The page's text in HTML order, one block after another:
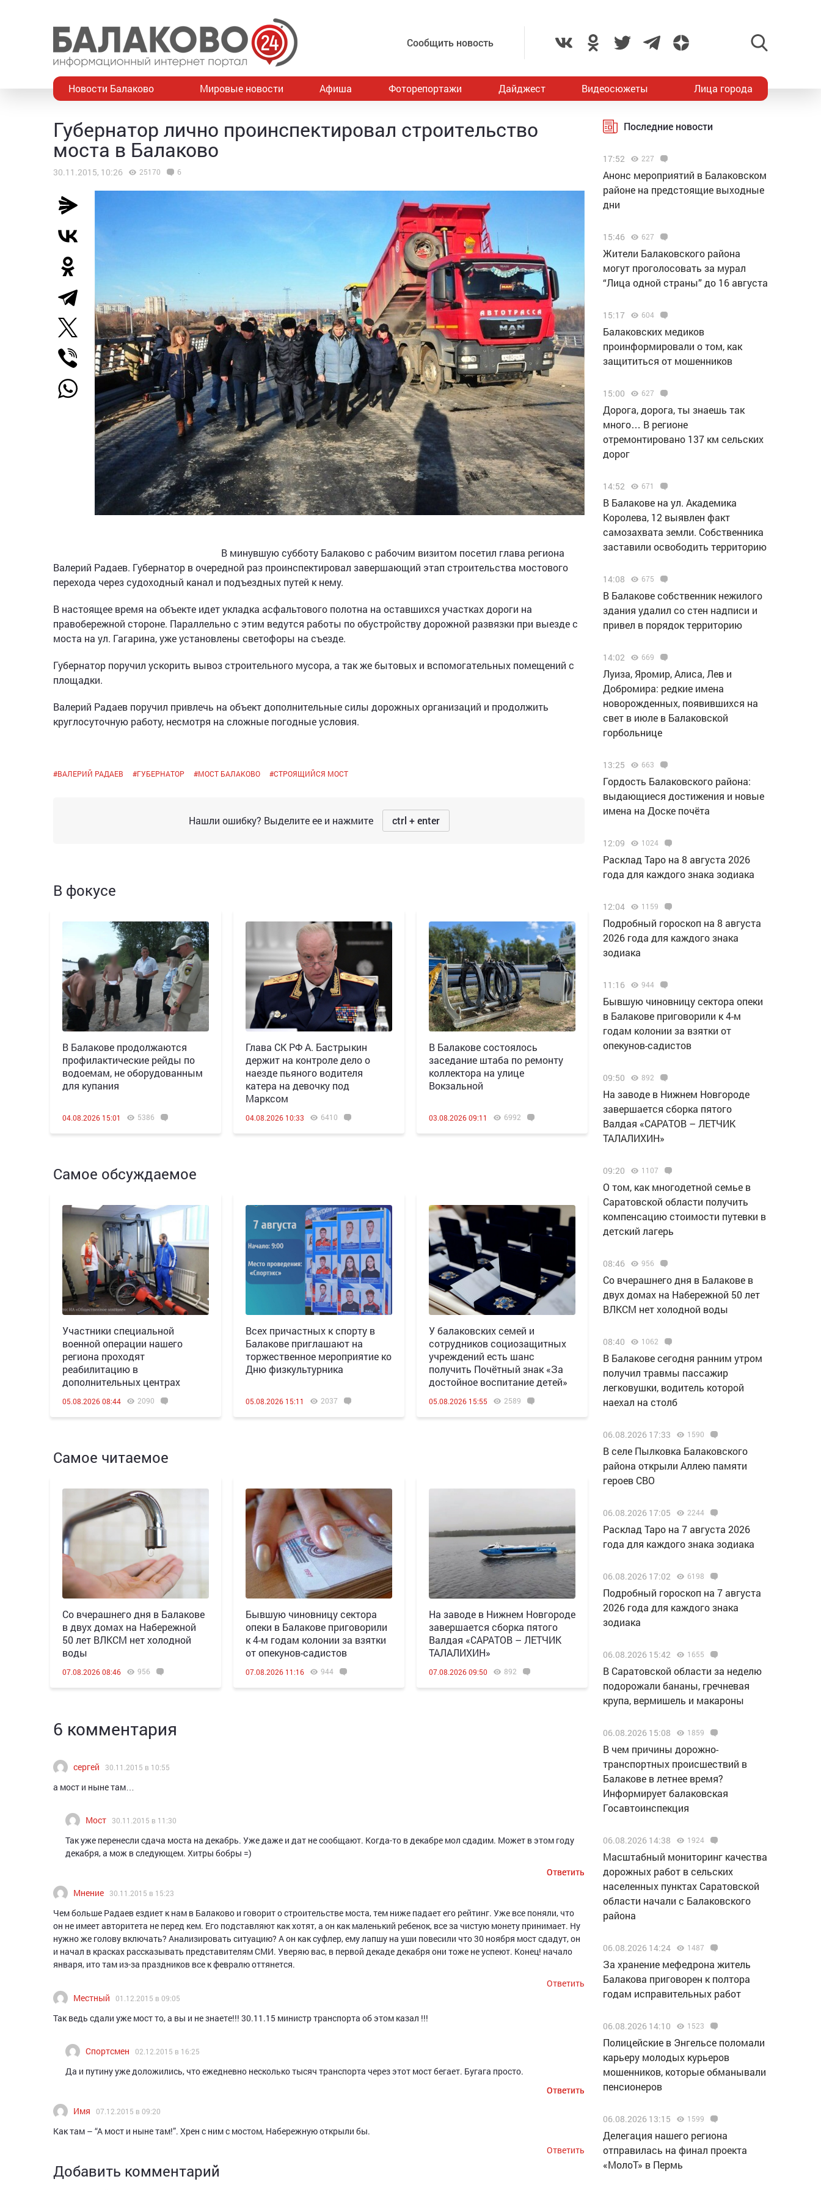
Сообщить новость
Новости Балаково Мировые новости Афиша Фоторепортажи Дайджест Видеосюжеты Лица города
Губернатор лично проинспектировал строительство
моста в Балаково
30.11.2015, 10:26 25170 6
В минувшую субботу Балаково с рабочим визитом посетил глава региона
Валерий Радаев. Губернатор в очередной раз проинспектировал завершающий этап строительства мостового
перехода через судоходный канал и подъездных путей к нему.
В настоящее время на объекте идет укладка асфальтового полотна на оставшихся участках дороги на
правобережной стороне. Параллельно с этим ведутся работы по обустройству дорожной развязки при выезде с
моста на ул. Гагарина, уже установлены светофоры на съезде.
Губернатор поручил ускорить вывоз строительного мусора, а так же бытовых и вспомогательных помещений с
площадки.
Валерий Радаев поручил привлечь на объект дополнительные силы дорожных организаций и продолжить
круглосуточную работу, несмотря на сложные погодные условия.
#ВАЛЕРИЙ РАДАЕВ #ГУБЕРНАТОР #МОСТ БАЛАКОВО #СТРОЯЩИЙСЯ МОСТ
Нашли ошибку? Выделите ее и нажмите ctrl + enter
В фокусе
В Балакове продолжаются
профилактические рейды по
водоемам, не оборудованным
для купания
04.08.2026 15:01 5386
Глава СК РФ А. Бастрыкин
держит на контроле дело о
наезде пьяного водителя
катера на девочку под
Марксом
04.08.2026 10:33 6410
В Балакове состоялось
заседание штаба по ремонту
коллектора на улице
Вокзальной
03.08.2026 09:11 6992
Самое обсуждаемое
Участники специальной
военной операции нашего
региона проходят
реабилитацию в
дополнительных центрах
05.08.2026 08:44 2090
Всех причастных к спорту в
Балакове приглашают на
торжественное мероприятие ко
Дню физкультурника
05.08.2026 15:11 2037
У балаковских семей и
сотрудников социозащитных
учреждений есть шанс
получить Почётный знак «За
достойное воспитание детей»
05.08.2026 15:55 2589
Самое читаемое
Со вчерашнего дня в Балакове
в двух домах на Набережной
50 лет ВЛКСМ нет холодной
воды
07.08.2026 08:46 956
Бывшую чиновницу сектора
опеки в Балакове приговорили
к 4-м годам колонии за взятки
от опекунов-садистов
07.08.2026 11:16 944
Н️а заводе в Нижнем Новгороде
завершается сборка пятого
Валдая «САРАТОВ – ЛЕТЧИК
ТАЛАЛИХИН»
07.08.2026 09:50 892
6 комментария
сергей 30.11.2015 в 10:55
а мост и ныне там…
Ответить
Мост 30.11.2015 в 11:30
Так уже перенесли сдача моста на декабрь. Уже даже и дат не сообщают. Когда-то в декабре мол сдадим. Может в этом году
декабря, а мож в следующем. Хитры бобры =)
Ответить
Мнение
30.11.2015 в 15:23
Чем больше Радаев ездиет к нам в Балаково и говорит о строительстве моста, тем ниже падает его рейтинг. Уже все поняли, что
он не имеет авторитета не перед кем. Его подставляют как хотят, а он как маленький ребенок, все за чистую монету принимает. Ну
нужно же голову включать? Анализировать ситуацию? А он как суфлер, ему лапшу на уши повесили что 30 ноября мост сдадут, он
и начал в красках рассказывать представителям СМИ. Уверяю вас, в первой декаде декабря они тоже не успеют. Конец! начало
января, ито там из-за праздников все к февралю оттянется.
Ответить
Местный
01.12.2015 в 09:05
Так ведь сдали уже мост то, а вы и не знаете!!! 30.11.15 министр транспорта об этом казал !!!
Ответить
Спортсмен 02.12.2015 в 16:25
Да и путину уже доложились, что ежедневно несколько тысяч транспорта через этот мост бегает. Бугага просто.
Ответить
Имя
07.12.2015 в 09:20
Как там – “А мост и ныне там!”. Хрен с ним с мостом, Набережную открыли бы.
Ответить
Добавить комментарий
Последние новости
17:52 227
Анонс мероприятий в Балаковском
районе на предстоящие выходные
дни
15:46 627
Жители Балаковского района
могут проголосовать за мурал
“Лица одной страны” до 16 августа
15:17 604
Балаковских медиков
проинформировали о том, как
защититься от мошенников
15:00 627
Дорога, дорога, ты знаешь так
много… В регионе
отремонтировано 137 км сельских
дорог
14:52 671
В Балакове на ул. Академика
Королева, 12 выявлен факт
самозахвата земли. Собственника
заставили освободить территорию
14:08 675
В Балакове собственник нежилого
здания удалил со стен надписи и
привел в порядок территорию
14:02 669
Луиза, Яромир, Алиса, Лев и
Добромира: редкие имена
новорожденных, появившихся на
свет в июле в Балаковской
горбольнице
13:25 663
Гордость Балаковского района:
выдающиеся достижения и новые
имена на Доске почёта
12:09 1024
Расклад Таро на 8 августа 2026
года для каждого знака зодиака
12:04 1159
Подробный гороскоп на 8 августа
2026 года для каждого знака
зодиака
11:16 944
Бывшую чиновницу сектора опеки
в Балакове приговорили к 4-м
годам колонии за взятки от
опекунов-садистов
09:50 892
Н️а заводе в Нижнем Новгороде
завершается сборка пятого
Валдая «САРАТОВ – ЛЕТЧИК
ТАЛАЛИХИН»
09:20 1107
О том, как многодетной семье в
Саратовской области получить
компенсацию стоимости путевки в
детский лагерь
08:46 956
Со вчерашнего дня в Балакове в
двух домах на Набережной 50 лет
ВЛКСМ нет холодной воды
08:40 1062
В Балакове сегодня ранним утром
получил травмы пассажир
легковушки, водитель которой
наехал на столб
06.08.2026 17:33 1590
В селе Пылковка Балаковского
района открыли Аллею памяти
героев СВО
06.08.2026 17:05 2244
Расклад Таро на 7 августа 2026
года для каждого знака зодиака
06.08.2026 17:02 6198
Подробный гороскоп на 7 августа
2026 года для каждого знака
зодиака
06.08.2026 15:42 1655
В Саратовской области за неделю
подорожали бананы, гречневая
крупа, вермишель и макароны
06.08.2026 15:08 1859
В чем причины дорожно-
транспортных происшествий в
Балакове в летнее время?
Информирует балаковская
Госавтоинспекция
06.08.2026 14:38 1924
Масштабный мониторинг качества
дорожных работ в сельских
населенных пунктах Саратовской
области начали с Балаковского
района
06.08.2026 14:24 1487
За хранение мефедрона житель
Балакова приговорен к полтора
годам исправительных работ
06.08.2026 14:10 1523
Полицейские в Энгельсе поломали
карьеру молодых курьеров
мошенников, которые обманывали
пенсионеров
06.08.2026 13:15 1599
Делегация нашего региона
отправилась на финал проекта
«МолоТ» в Пермь